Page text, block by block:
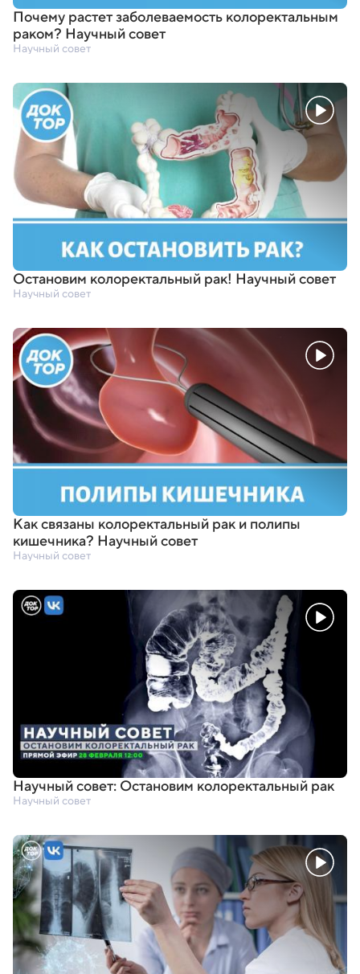
Почему растет заболеваемость колоректальным
раком? Научный совет
Научный совет
Остановим колоректальный рак! Научный совет
Научный совет
Как связаны колоректальный рак и полипы
кишечника? Научный совет
Научный совет
Научный совет: Остановим колоректальный рак
Научный совет